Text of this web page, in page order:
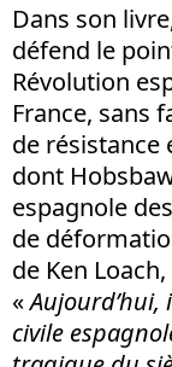
Dans son
défend le
Révolution
France, sans
de résistance
dont
espagnole
de
de Ken Loach,
«
civile